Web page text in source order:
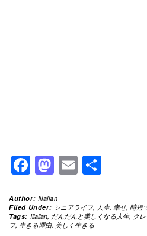
Facebook
Mastodon
Email
Author: Illallan
Filed Under: シニアライフ, 人生, 幸せ, 時短
Tags: Illallan, だんだんと美しくなる人生, ク
フ, 生きる理由, 美しく生きる